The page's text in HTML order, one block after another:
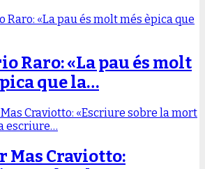
Raro: «La pau és molt
que la…
Mas Craviotto: